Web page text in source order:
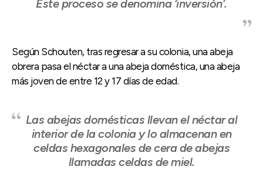
Este proceso se denomina ‘inversión’.
Según Schouten, tras regresar a su colonia, una abeja
obrera pasa el néctar a una abeja doméstica, una abeja
más joven de entre 12 y 17 días de edad.
Las abejas domésticas llevan el néctar al
interior de la colonia y lo almacenan en
celdas hexagonales de cera de abejas
llamadas celdas de miel.